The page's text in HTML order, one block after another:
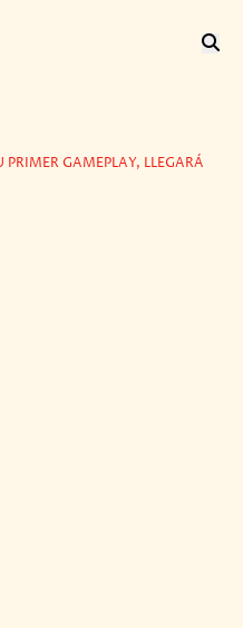
PRIMER GAMEPLAY, LLEGARÁ